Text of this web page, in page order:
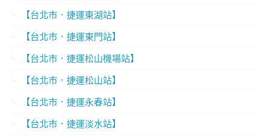
【台北市．捷運東湖站】
【台北市．捷運東門站】
【台北市．捷運松山機場站】
【台北市．捷運松山站】
【台北市．捷運永春站】
【台北市．捷運淡水站】